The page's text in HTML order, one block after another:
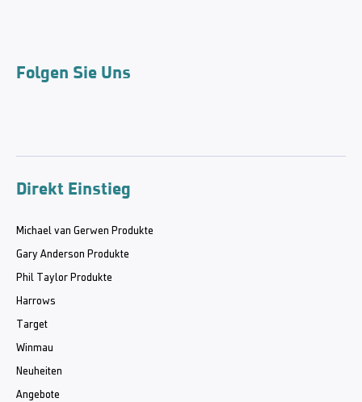
Folgen Sie Uns
Direkt Einstieg
Michael van Gerwen Produkte
Gary Anderson Produkte
Phil Taylor Produkte
Harrows
Target
Winmau
Neuheiten
Angebote